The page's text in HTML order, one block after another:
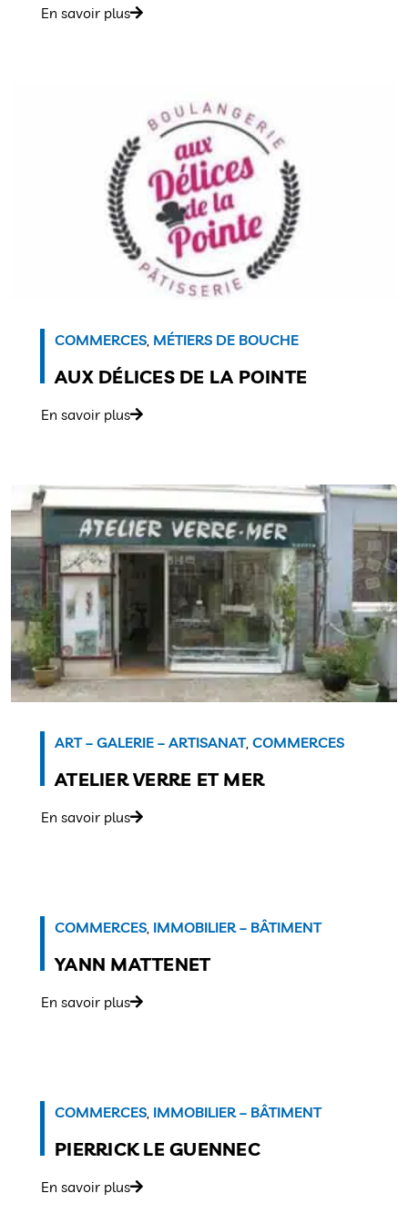
En savoir plus
COMMERCES, MÉTIERS DE BOUCHE
AUX DÉLICES DE LA POINTE
En savoir plus
ART – GALERIE – ARTISANAT, COMMERCES
ATELIER VERRE ET MER
En savoir plus
COMMERCES IMMOBILIER – BÂTIMENT
YANN MATTENET
En savoir plus
COMMERCES IMMOBILIER – BÂTIMENT
PIERRICK LE GUENNEC
En savoir plus